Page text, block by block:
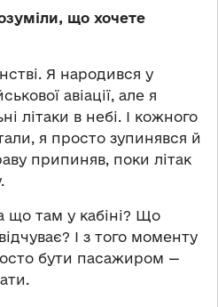
що хочете
Я народився у
авіації, але я
літаки в небі. І кожного
я просто зупинявся й
припиняв, поки літак
що там у кабіні? Що
І з того моменту
бути пасажиром —